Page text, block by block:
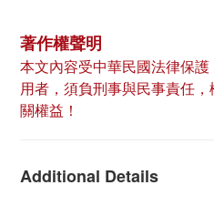
著作權聲明
本文內容受中華民國法律保
用者，須負刑事與民事責任
關權益！
Additional Details